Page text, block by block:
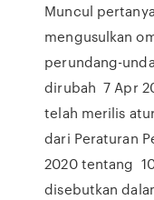
Muncul
mengusulkan
perundang-
dirubah 7 Apr
telah merilis
dari Peraturan
2020 tentang
disebutkan